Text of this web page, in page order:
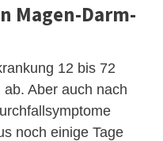
Magen-Darm-
12 bis 72
Aber auch nach
noch einige Tage